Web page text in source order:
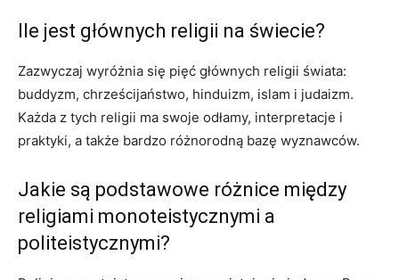
Ile jest głównych religii na świecie?
Zazwyczaj wyróżnia się pięć głównych religii świata:
buddyzm, chrześcijaństwo, hinduizm, islam i judaizm.
Każda z tych religii ma swoje odłamy, interpretacje i
praktyki, a także bardzo różnorodną bazę wyznawców.
Jakie są podstawowe różnice między
religiami monoteistycznymi a
politeistycznymi?